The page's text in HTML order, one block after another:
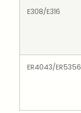
E308/E316
ER4043/ER5356